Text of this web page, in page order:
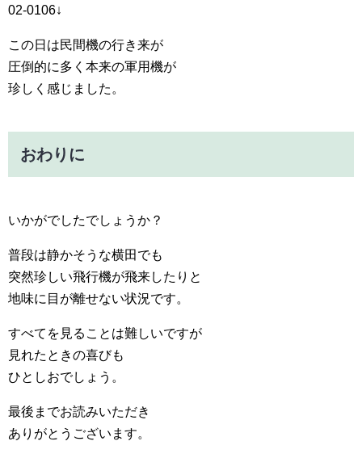
02-0106↓
この日は民間機の行き来が
圧倒的に多く本来の軍用機が
珍しく感じました。
おわりに
いかがでしたでしょうか？
普段は静かそうな横田でも
突然珍しい飛行機が飛来したりと
地味に目が離せない状況です。
すべてを見ることは難しいですが
見れたときの喜びも
ひとしおでしょう。
最後までお読みいただき
ありがとうございます。